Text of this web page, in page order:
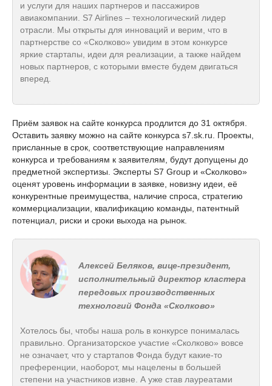
и услуги для наших партнеров и пассажиров
авиакомпании. S7 Airlines – технологический лидер
отрасли. Мы открыты для инноваций и верим, что в
партнерстве со «Сколково» увидим в этом конкурсе
яркие стартапы, идеи для реализации, а также найдем
новых партнеров, с которыми вместе будем двигаться
вперед.
Приём заявок на сайте конкурса продлится до 31 октября.
Оставить заявку можно на сайте конкурса s7.sk.ru. Проекты,
присланные в срок, соответствующие направлениям
конкурса и требованиям к заявителям, будут допущены до
предметной экспертизы. Эксперты S7 Group и «Сколково»
оценят уровень информации в заявке, новизну идеи, её
конкурентные преимущества, наличие спроса, стратегию
коммерциализации, квалификацию команды, патентный
потенциал, риски и сроки выхода на рынок.
Алексей Беляков, вице-президент,
исполнительный директор кластера
передовых производственных
технологий Фонда «Сколково»
Хотелось бы, чтобы наша роль в конкурсе понималась
правильно. Организаторское участие «Сколково» вовсе
не означает, что у стартапов Фонда будут какие-то
преференции, наоборот, мы нацелены в большей
степени на участников извне. А уже став лауреатами